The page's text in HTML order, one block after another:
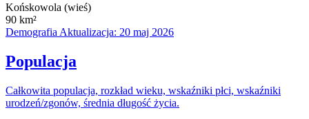
Końskowola (wieś)
90 km²
Demografia Aktualizacja: 20 maj 2026
Populacja
Całkowita populacja, rozkład wieku, wskaźniki płci, wskaźniki
urodzeń/zgonów, średnia długość życia.